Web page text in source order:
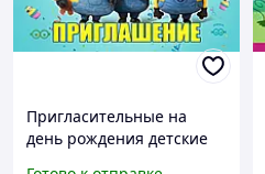
Пригласительные на
день рождения детские